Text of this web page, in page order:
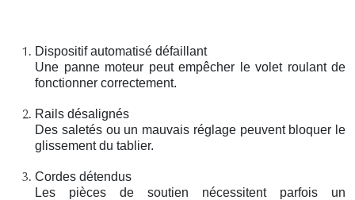
Dispositif automatisé défaillant
Une panne moteur peut empêcher le volet roulant de
fonctionner correctement.
Rails désalignés
Des saletés ou un mauvais réglage peuvent bloquer le
glissement du tablier.
Cordes détendus
Les pièces de soutien nécessitent parfois un